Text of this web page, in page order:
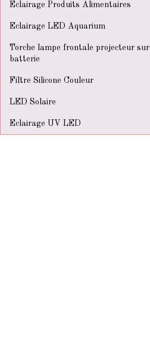
Eclairage Produits Alimentaires
Eclairage LED Aquarium
Torche lampe frontale projecteur sur
batterie
Filtre Silicone Couleur
LED Solaire
Eclairage UV LED